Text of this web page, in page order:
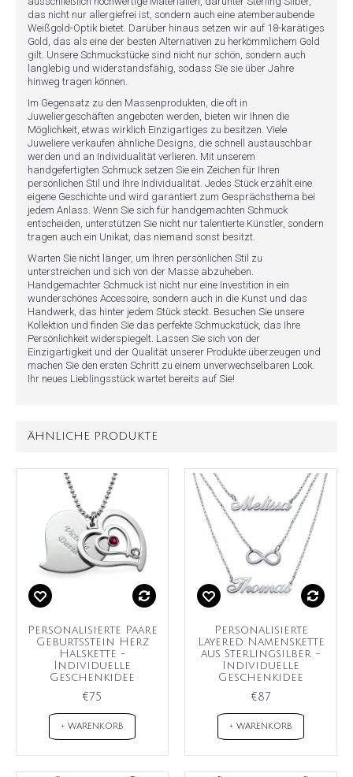
das nicht nur allergiefrei ist, sondern auch eine atemberaubende
Weißgold-Optik bietet. Darüber hinaus setzen wir auf 18-karätiges
Gold, das als eine der besten Alternativen zu herkömmlichem Gold
gilt. Unsere Schmuckstücke sind nicht nur schön, sondern auch
langlebig und widerstandsfähig, sodass Sie sie über Jahre
hinweg tragen können.
Im Gegensatz zu den Massenprodukten, die oft in
Juweliergeschäften angeboten werden, bieten wir Ihnen die
Möglichkeit, etwas wirklich Einzigartiges zu besitzen. Viele
Juweliere verkaufen ähnliche Designs, die schnell austauschbar
werden und an Individualität verlieren. Mit unserem
handgefertigten Schmuck setzen Sie ein Zeichen für Ihren
persönlichen Stil und Ihre Individualität. Jedes Stück erzählt eine
eigene Geschichte und wird garantiert zum Gesprächsthema bei
jedem Anlass. Wenn Sie sich für handgemachten Schmuck
entscheiden, unterstützen Sie nicht nur talentierte Künstler, sondern
tragen auch ein Unikat, das niemand sonst besitzt.
Warten Sie nicht länger, um Ihren persönlichen Stil zu
unterstreichen und sich von der Masse abzuheben.
Handgemachter Schmuck ist nicht nur eine Investition in ein
wunderschönes Accessoire, sondern auch in die Kunst und das
Handwerk, das hinter jedem Stück steckt. Besuchen Sie unsere
Kollektion und finden Sie das perfekte Schmuckstück, das Ihre
Persönlichkeit widerspiegelt. Lassen Sie sich von der
Einzigartigkeit und der Qualität unserer Produkte überzeugen und
machen Sie den ersten Schritt zu einem unverwechselbaren Look.
Ihr neues Lieblingsstück wartet bereits auf Sie!
ÄHNLICHE PRODUKTE
Personalisierte Paare
Geburtsstein Herz
Halskette -
Individuelle
Geschenkidee
€75
+ WARENKORB
Personalisierte
Layered Namenskette
aus Sterlingsilber -
Individuelle
Geschenkidee
€87
+ WARENKORB